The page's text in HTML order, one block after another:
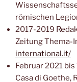
römischen
2017-2019
Zeitung Thema-
international.it/
Februar 2021
Casa di Goethe,